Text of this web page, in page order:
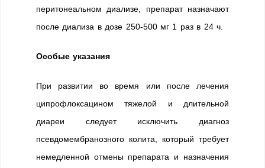
перитонеальном диализе, препарат назначают
после диализа в дозе 250-500 мг 1 раз в 24 ч.
Особые указания
При развитии во время или после лечения
ципрофлоксацином тяжелой и длительной
диареи следует исключить диагноз
псевдомембранозного колита, который требует
немедленной отмены препарата и назначения